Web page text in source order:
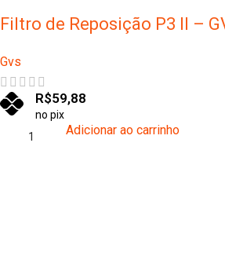
Filtro de Reposição P3 II –
Gvs
R$59,88
no pix
Adicionar ao carrinho